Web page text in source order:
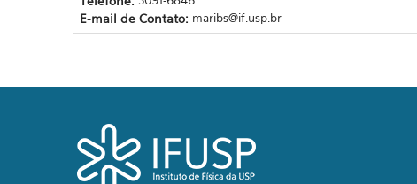
E-mail de Contato: maribs@if.usp.br